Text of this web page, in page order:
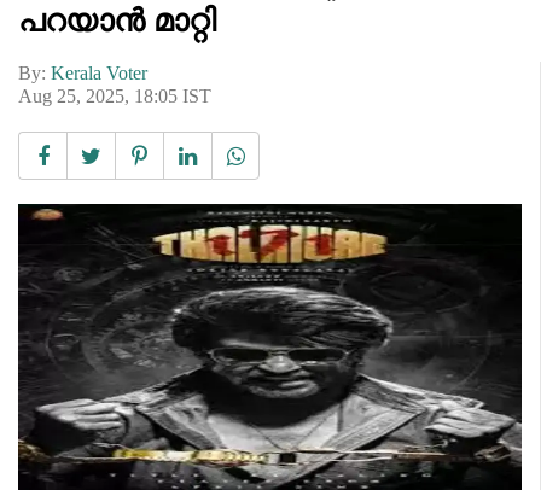
പറയാൻ മാറ്റി
By: Kerala Voter
Aug 25, 2025, 18:05 IST